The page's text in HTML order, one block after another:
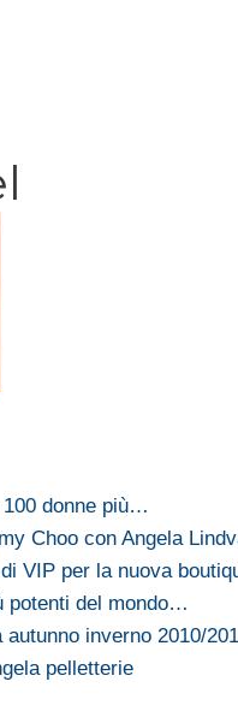
donne più…
Choo con Angela
VIP per la nuova
potenti del mondo…
inverno 2010/
pelletterie